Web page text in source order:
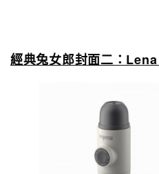
經典兔女郎封面二：